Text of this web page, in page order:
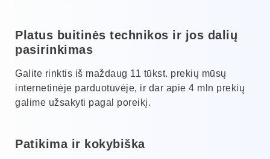
Platus buitinės technikos ir jos dalių
pasirinkimas
Galite rinktis iš maždaug 11 tūkst. prekių mūsų
internetinėje parduotuvėje, ir dar apie 4 mln prekių
galime užsakyti pagal poreikį.
Patikima ir kokybiška